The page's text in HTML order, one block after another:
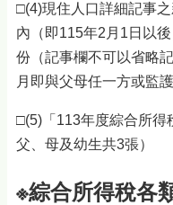
□(4)現住人口詳細記事
內（即115年2月1日以
份（記事欄不可以省略
月即與父母任一方或監
□(5)「113年度綜合所得
父、母及幼生共3張）
※綜合所得稅各